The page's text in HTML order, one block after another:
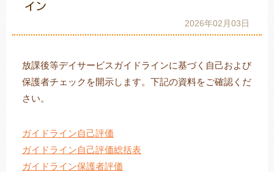
トレキング DIDIM
イン
2026年02月03日
放課後等デイサービスガイドラインに基づく自己および
保護者チェックを開示します。下記の資料をご確認くだ
さい。
ガイドライン自己評価
ガイドライン自己評価総括表
ガイドライン保護者評価